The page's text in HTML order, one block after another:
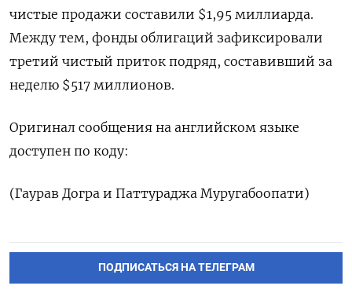
чистые продажи составили $1,95 миллиарда.
Между тем, фонды облигаций зафиксировали
третий чистый приток подряд, составивший за
неделю $517 миллионов.
Оригинал сообщения на английском языке
доступен по коду:
(Гаурав Догра и Паттураджа Муругабоопати)
ПОДПИСАТЬСЯ НА ТЕЛЕГРАМ